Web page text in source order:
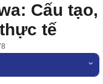
Cấu tạo,
tế